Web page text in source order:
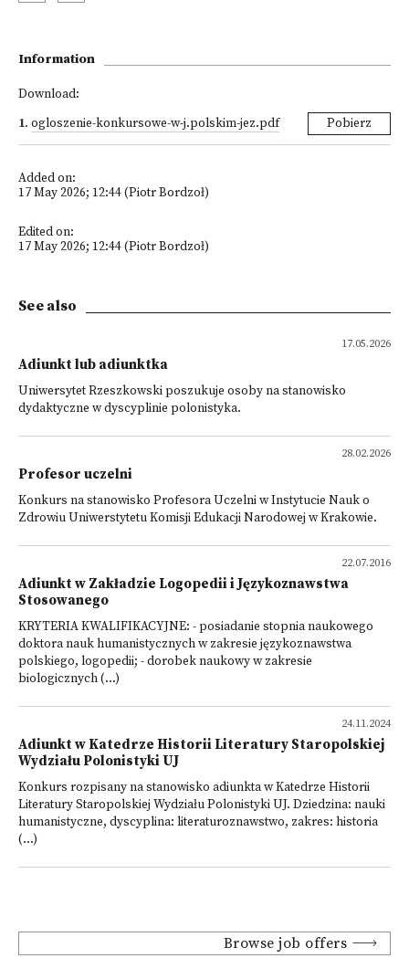
Information
Download:
1. ogloszenie-konkursowe-w-j.polskim-jez.pdf Pobierz
Added on:
17 May 2026; 12:44 (Piotr Bordzoł)
Edited on:
17 May 2026; 12:44 (Piotr Bordzoł)
See also
17.05.2026
Adiunkt lub adiunktka
Uniwersytet Rzeszkowski poszukuje osoby na stanowisko
dydaktyczne w dyscyplinie polonistyka.
28.02.2026
Profesor uczelni
Konkurs na stanowisko Profesora Uczelni w Instytucie Nauk o
Zdrowiu Uniwerstytetu Komisji Edukacji Narodowej w Krakowie.
22.07.2016
Adiunkt w Zakładzie Logopedii i Językoznawstwa
Stosowanego
KRYTERIA KWALIFIKACYJNE: - posiadanie stopnia naukowego
doktora nauk humanistycznych w zakresie językoznawstwa
polskiego, logopedii; - dorobek naukowy w zakresie
biologicznych (...)
24.11.2024
Adiunkt w Katedrze Historii Literatury Staropolskiej
Wydziału Polonistyki UJ
Konkurs rozpisany na stanowisko adiunkta w Katedrze Historii
Literatury Staropolskiej Wydziału Polonistyki UJ. Dziedzina: nauki
humanistyczne, dyscyplina: literaturoznawstwo, zakres: historia
(...)
Browse job offers